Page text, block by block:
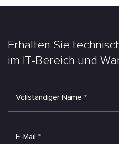
Erhalten Sie
im IT-Bereich und
Vollständiger Name *
E-Mail *